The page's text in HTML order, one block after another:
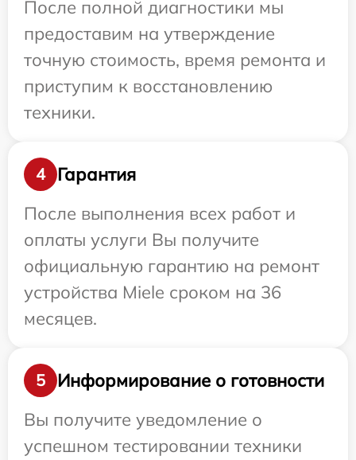
После полной диагностики мы
предоставим на утверждение
точную стоимость, время ремонта и
приступим к восстановлению
техники.
4
Гарантия
После выполнения всех работ и
оплаты услуги Вы получите
официальную гарантию на ремонт
устройства Miele сроком на 36
месяцев.
5
Информирование о готовности
Вы получите уведомление о
успешном тестировании техники